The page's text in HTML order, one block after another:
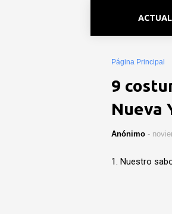
Página Principal
9
Nueva
Anónimo -
1. Nuestro